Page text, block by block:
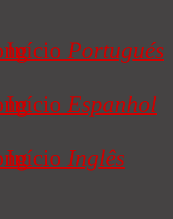
Início Portugués
Início Espanhol
Início Inglês